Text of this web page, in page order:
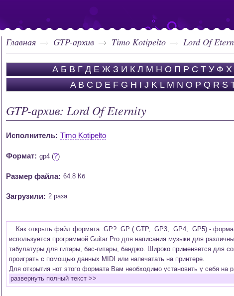
Главная GTP-архив Timo Kotipelto Lord Of
А Б В Г Д Е Ж З И К Л М Н О П Р С Т У Ф Х
A B C D E F G H I J K L M N O P Q R S
GTP-архив: Lord Of Eternity
Исполнитель: Timo Kotipelto
Формат: gp4 (?)
Размер файла: 64.8 Кб
Загрузили: 2 раза
Как открыть файл формата .GP? .GP (.GTP, .GP3, .GP4, .GP5) -
используется программой Guitar Pro для написания музыки для
табулатуры для гитары, бас-гитары, банджо. Широко применяется для
проиграть с помощью данных MIDI или напечатать на принтере.
Для открытия нот этого формата Вам необходимо установить у себя на
(желательно, последней версии). Скачать её можно с официального
бесплатную версию на руском языке (Найти).
развернуть полный текст >>